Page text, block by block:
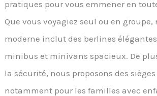
pratiques pour vous emmener en
Que vous voyagiez seul ou en groupe,
moderne inclut des berlines
minibus et minivans spacieux. De
la sécurité, nous proposons des
notamment pour les familles avec